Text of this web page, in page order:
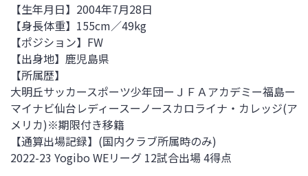
【生年月日】 2004年7月28日
【身長体重】 155cm／49kg
【ポジション】 FW
【出身地】鹿児島県
【所属歴】
大明丘サッカースポーツ少年団ー ＪＦＡアカデミー福島ー
マイナビ仙台レディースーノースカロライナ・カレッジ(ア
メリカ)※期限付き移籍
【通算出場記録】 (国内クラブ所属時のみ)
2022-23 Yogibo WEリーグ 12試合出場 4得点